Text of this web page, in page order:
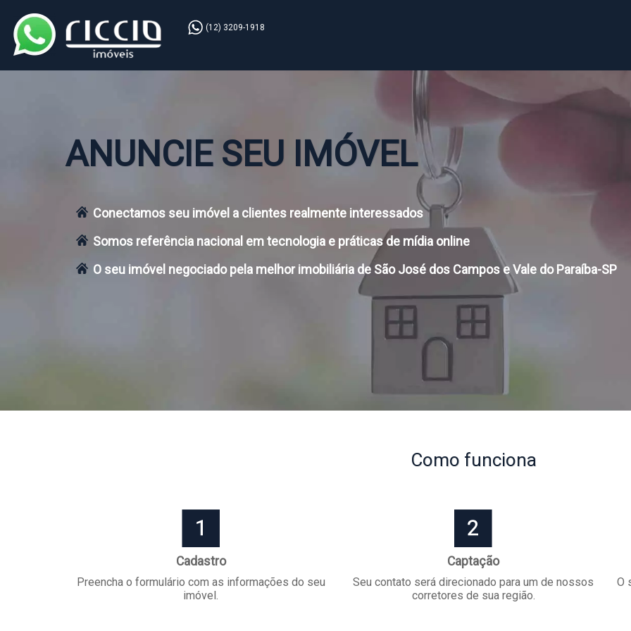
(12) 3209-1918
ANUNCIE SEU IMÓVEL
Conectamos seu imóvel a clientes realmente interessados
Somos referência nacional em tecnologia e práticas de mídia online
O seu imóvel negociado pela melhor imobiliária de São José dos Campos e Vale do Paraíba-SP
Como funciona
Cadastro
Preencha o formulário com as informações do seu
imóvel.
Captação
Seu contato será direcionado para um de nossos
corretores de sua região.
O